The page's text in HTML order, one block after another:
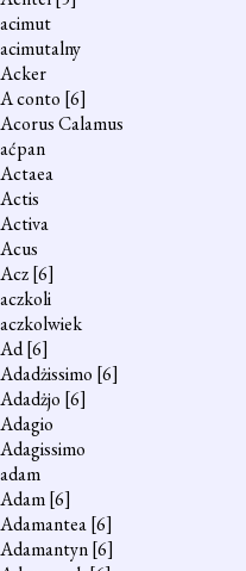
acimut
acimutalny
Acker
A conto [6]
Acorus Calamus
aćpan
Actaea
Actis
Activa
Acus
Acz[6]
aczkoli
aczkolwiek
Ad[6]
Adadżissimo [6]
Adadżjo [6]
Adagio
Adagissimo
adam
Adam[6]
Adamantea[6]
Adamantyn[6]